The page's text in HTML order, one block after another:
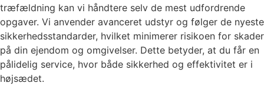
træfældning kan vi håndtere selv de mest udfordrende
opgaver. Vi anvender avanceret udstyr og følger de nyeste
sikkerhedsstandarder, hvilket minimerer risikoen for skader
på din ejendom og omgivelser. Dette betyder, at du får en
pålidelig service, hvor både sikkerhed og effektivitet er i
højsædet.